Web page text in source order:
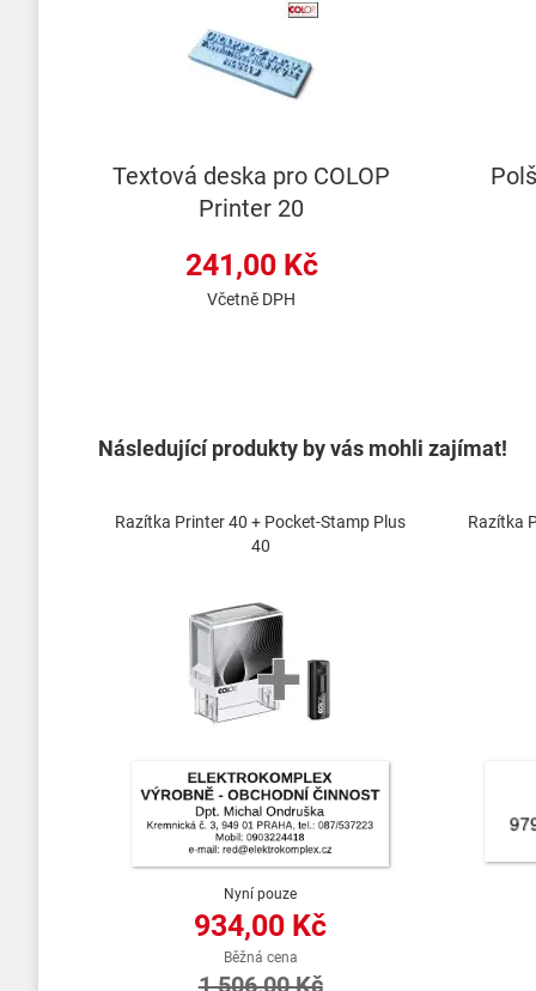
Textová deska pro COLOP
Printer 20
241,00 Kč
Včetně DPH
Následující produkty by vás mohli zajímat!
Razítka Printer 40 + Pocket-Stamp Plus
40
Nyní pouze
934,00 Kč
Běžná cena
1 506,00 Kč
Razítka